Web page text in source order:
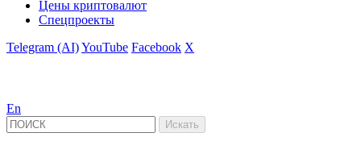
Цены криптовалют
Спецпроекты
Telegram (AI)YouTube Facebook X
En